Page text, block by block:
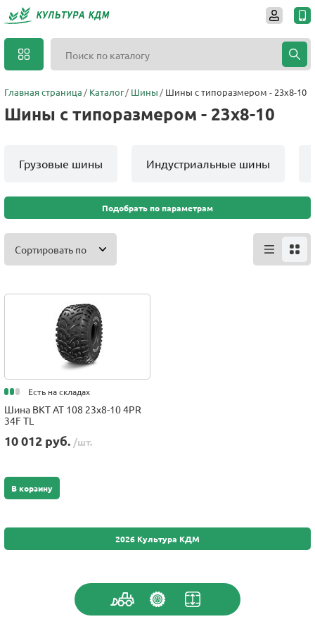
Главная страница Каталог Шины Шины с типоразмером - 23x8-10
Шины с типоразмером - 23x8-10
Грузовые шины Индустриальные шины
Подобрать по параметрам
Сортировать по
Есть на складах
Шина BKT AT 108 23x8-10 4PR
34F TL
10 012 руб. /шт.
В корзину
2026 Культура КДМ